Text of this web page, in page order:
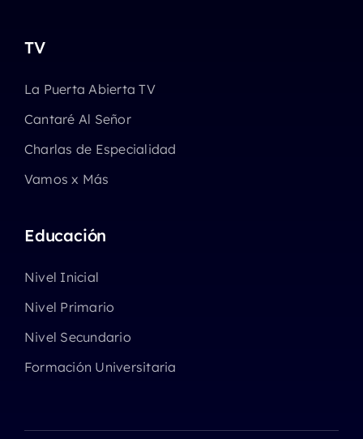
TV
La Puerta Abierta TV
Cantaré Al Señor
Charlas de Especialidad
Vamos x Más
Educación
Nivel Inicial
Nivel Primario
Nivel Secundario
Formación Universitaria